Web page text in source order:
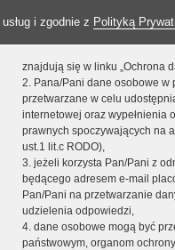
i zgodnie z Polityką
znajdują się w linku „Ochrona
2. Pana/Pani dane osobowe w
przetwarzane w celu
internetowej oraz wypełnienia
prawnych spoczywających na
ust.1 lit.c RODO),
3. jeżeli korzysta Pan/Pani z
będącego adresem e-mail
Pan/Pani na przetwarzanie
udzielenia odpowiedzi,
4. dane osobowe mogą być
państwowym, organom